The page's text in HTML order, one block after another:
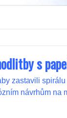
s
zastavili
návrhům na